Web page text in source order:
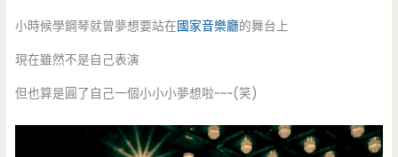
小時候學鋼琴就曾夢想要站在國家音樂廳的舞台上
現在雖然不是自己表演
但也算是圓了自己一個小小小夢想啦~~~(笑)